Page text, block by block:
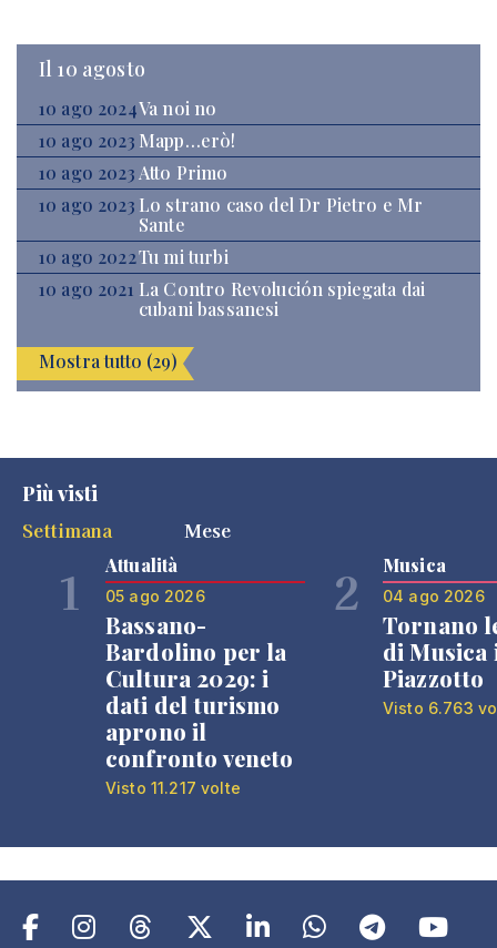
Il 10 agosto
10 ago 2024Va noi no
10 ago 2023 Mapp…erò!
10 ago 2023 Atto Primo
10 ago 2023 Lo strano caso del Dr Pietro e Mr
Sante
10 ago 2022Tu mi turbi
10 ago 2021 La Contro Revolución spiegata dai
cubani bassanesi
Mostra tutto (29)
Più visti
Settimana
Mese
1 Attualità
05 ago 2026
Bassano-
Bardolino per la
Cultura 2029: i
dati del turismo
aprono il
confronto veneto
Visto 11.217 volte
2 Musica
04 ago 2026
Tornano
di Musica
Piazzotto
Visto 6.763